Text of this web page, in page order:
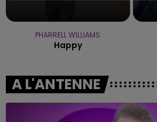
PHARRELL WILLIAMS
Happy
A L'ANTENNE